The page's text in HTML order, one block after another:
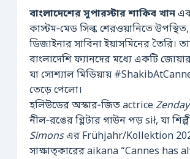
বাংলাদেশের সুপারস্টার শাকিব খান
কাস্টম‑মেড সিল্ক শেরওয়ানিতে উপস্থিত,
ডিজাইনার সাবিনা ইয়াসমিনের তৈরি।
বাংলাদেশি ফ্যানদের মধ্যে একটি
যা সোশ্যাল মিডিয়ায়
তেড়ে পেলো।
হলিউডের অস্কার‑জিত actrice
নীল‑রঙের গ্লিটার গাউন পড় sił, যা
Simonsএর Frühjahr/Kollektion
সাক্ষাত্কারের aikana “Cannes has